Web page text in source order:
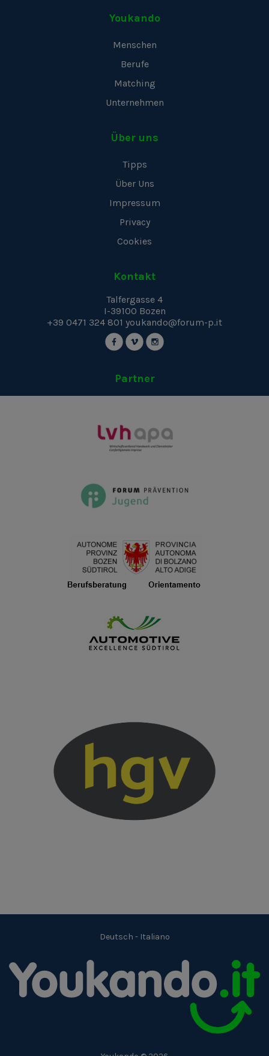
Youkando
Menschen
Berufe
Matching
Unternehmen
Über uns
Tipps
Über Uns
Impressum
Privacy
Cookies
Kontakt
Talfergasse 4
I-39100 Bozen
+39 0471 324 801 youkando@forum-p.it
Partner
Deutsch - Italiano